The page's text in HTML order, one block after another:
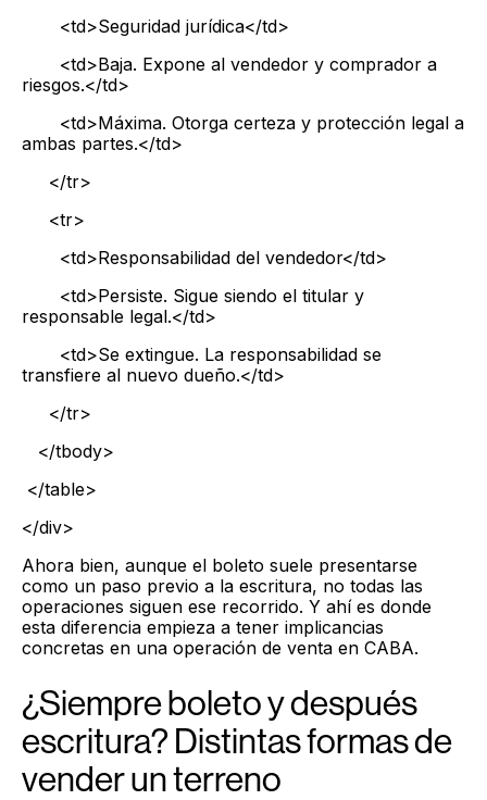
<td>Seguridad jurídica</td>
<td>Baja. Expone al vendedor y comprador a
riesgos.</td>
<td>Máxima. Otorga certeza y protección legal a
ambas partes.</td>
</tr>
<tr>
<td>Responsabilidad del vendedor</td>
<td>Persiste. Sigue siendo el titular y
responsable legal.</td>
<td>Se extingue. La responsabilidad se
transfiere al nuevo dueño.</td>
</tr>
</tbody>
</table>
</div>
Ahora bien, aunque el boleto suele presentarse
como un paso previo a la escritura, no todas las
operaciones siguen ese recorrido. Y ahí es donde
esta diferencia empieza a tener implicancias
concretas en una operación de venta en CABA.
¿Siempre boleto y después
escritura? Distintas formas de
vender un terreno